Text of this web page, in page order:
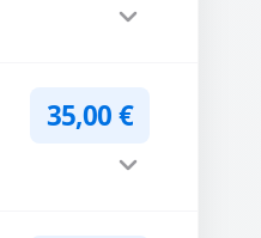
35,00€